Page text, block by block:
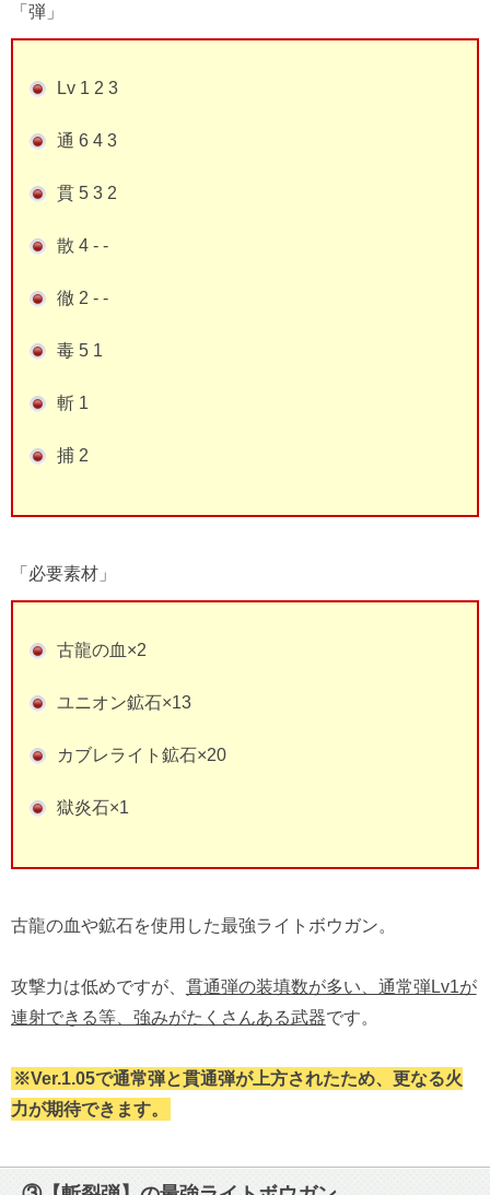
「弾」
Lv 1 2 3
通 6 4 3
貫 5 3 2
散 4 - -
徹 2 - -
毒 5 1
斬 1
捕 2
「必要素材」
古龍の血×2
ユニオン鉱石×13
カブレライト鉱石×20
獄炎石×1
古龍の血や鉱石を使用した最強ライトボウガン。
攻撃力は低めですが、 貫通弾の装填数が多い、通常弾Lv1が
連射できる等、強みがたくさんある武器です。
※Ver.1.05で通常弾と貫通弾が上方されたため、更なる火
力が期待できます。